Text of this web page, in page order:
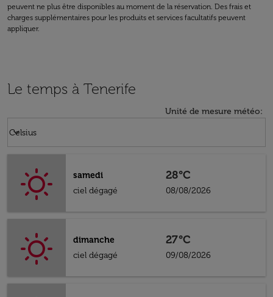
peuvent ne plus être disponibles au moment de la réservation. Des frais et
charges supplémentaires pour les produits et services facultatifs peuvent
appliquer.
Le temps à Tenerife
Unité de mesure météo:
Celsius
keyboard_arrow_down
samedi
ciel dégagé
28°C
08/08/2026
dimanche
ciel dégagé
27°C
09/08/2026